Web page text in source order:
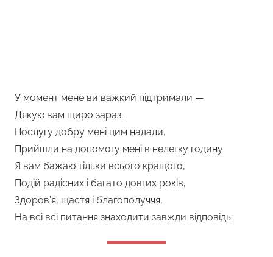
У момент мене ви важкий підтримали —
Дякую вам щиро зараз.
Послугу добру мені цим надали,
Прийшли на допомогу мені в нелегку годину.
Я вам бажаю тільки всього кращого,
Подій радісних і багато довгих років,
Здоров’я, щастя і благополуччя,
На всі всі питання знаходити завжди відповідь.